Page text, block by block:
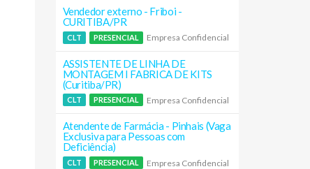
Vendedor externo - Friboi -
CURITIBA/PR
CLT PRESENCIAL Empresa Confidencial
ASSISTENTE DE LINHA DE
MONTAGEM I FABRICA DE KITS
(Curitiba/PR)
CLT PRESENCIAL Empresa Confidencial
Atendente de Farmácia - Pinhais (Vaga
Exclusiva para Pessoas com
Deficiência)
CLT PRESENCIAL Empresa Confidencial